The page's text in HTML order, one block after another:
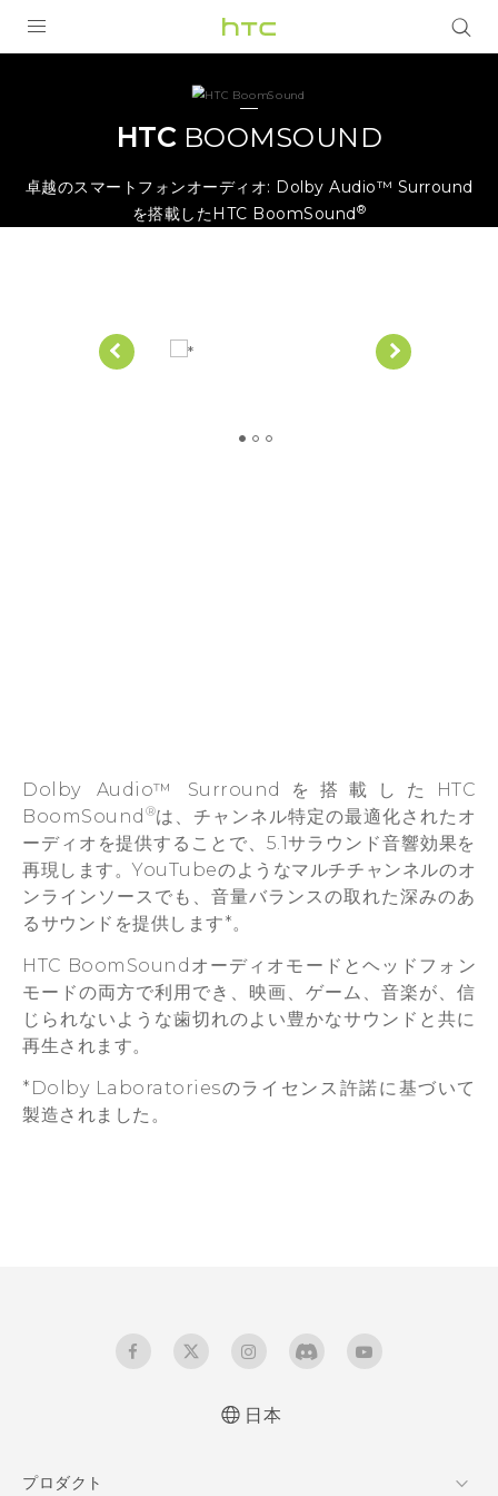
HTC
BoomSound
HTC
HTCBOOMSOUND
卓越のスマートフォンオーディオ: Dolby Audio™ Surround
を搭載したHTC BoomSound ®
Dolby Audio™ Surroundを搭載したHTC
BoomSound ®は、チャンネル特定の最適化されたオ
ーディオを提供することで、5.1サラウンド音響効果を
再現します。YouTubeのようなマルチチャンネルのオ
ンラインソースでも、音量バランスの取れた深みのあ
るサウンドを提供します*。
HTC BoomSoundオーディオモードとヘッドフォン
モードの両方で利用でき、映画、ゲーム、音楽が、信
じられないような歯切れのよい豊かなサウンドと共に
再生されます。
*Dolby Laboratoriesのライセンス許諾に基づいて
製造されました。
日本
プロダクト